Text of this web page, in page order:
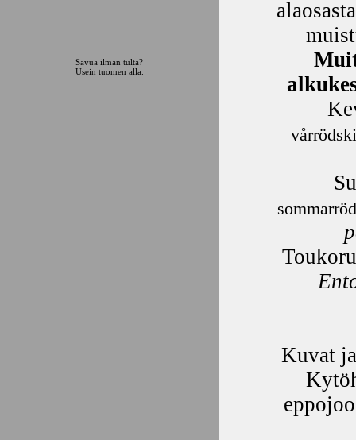
Savua ilman tulta?
Usein tuomen alla.
Kuvat